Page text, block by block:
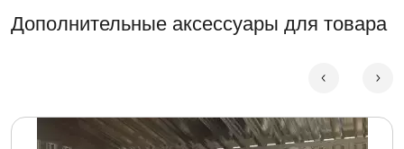
Дополнительные аксессуары для товара